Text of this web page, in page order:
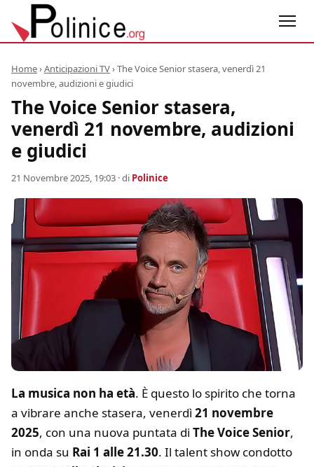
Home›Anticipazioni TV›The Voice Senior stasera, venerdì 21
novembre, audizioni e giudici
The Voice Senior stasera,
venerdì 21 novembre, audizioni
e giudici
21 Novembre 2025, 19:03 · di Polinice
La musica non ha età. È questo lo spirito che torna
a vibrare anche stasera, venerdì21 novembre
2025, con una nuova puntata di The Voice Senior,
in onda su Rai 1 alle 21.30. Il talent show condotto